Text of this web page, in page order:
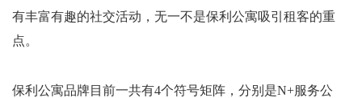
有丰富有趣的社交活动，无一不是保利公寓吸引租客的重
点。
保利公寓品牌目前一共有4个符号矩阵，分别是N+服务公